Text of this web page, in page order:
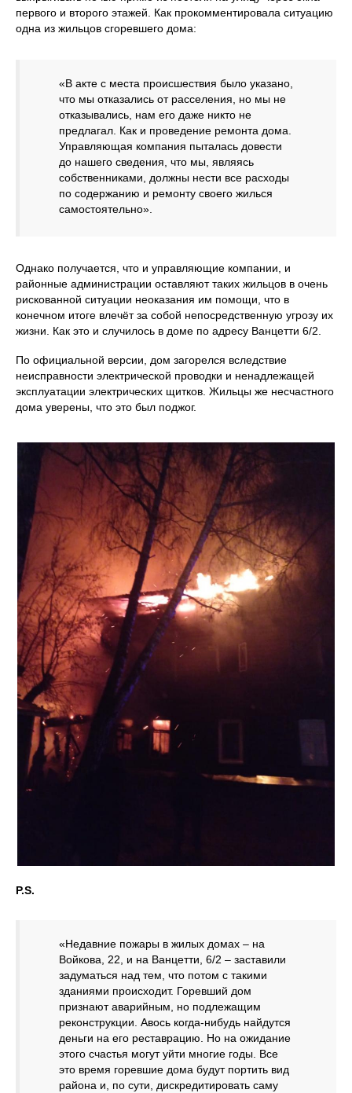
первого и второго этажей. Как прокомментировала ситуацию
одна из жильцов сгоревшего дома:
«В акте с места происшествия было указано,
что мы отказались от расселения, но мы не
отказывались, нам его даже никто не
предлагал. Как и проведение ремонта дома.
Управляющая компания пыталась довести
до нашего сведения, что мы, являясь
собственниками, должны нести все расходы
по содержанию и ремонту своего жилься
самостоятельно».
Однако получается, что и управляющие компании, и
районные администрации оставляют таких жильцов в очень
рискованной ситуации неоказания им помощи, что в
конечном итоге влечёт за собой непосредственную угрозу их
жизни. Как это и случилось в доме по адресу Ванцетти 6/2.
По официальной версии, дом загорелся вследствие
неисправности электрической проводки и ненадлежащей
эксплуатации электрических щитков. Жильцы же несчастного
дома уверены, что это был поджог.
P.S.
«Недавние пожары в жилых домах – на
Войкова, 22, и на Ванцетти, 6/2 – заставили
задуматься над тем, что потом с такими
зданиями происходит. Горевший дом
признают аварийным, но подлежащим
реконструкции. Авось когда-нибудь найдутся
деньги на его реставрацию. Но на ожидание
этого счастья могут уйти многие годы. Все
это время горевшие дома будут портить вид
района и, по сути, дискредитировать саму